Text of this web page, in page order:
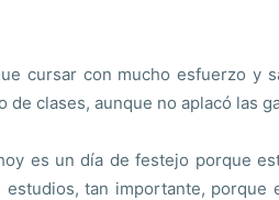
cursar con mucho esfuerzo y
clases, aunque no aplacó las
es un día de festejo porque
estudios, tan importante,